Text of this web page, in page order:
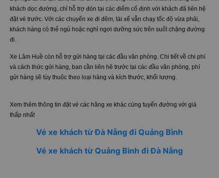
khách dọc đường, chỉ hỗ trợ đón tại các điểm cố định với khách đã liên hệ
đặt vé trước. Với các chuyến xe đi đêm, tài xế vẫn chạy tốc độ vừa phải,
khách hàng có thể ngủ hoặc nghỉ ngơi dưỡng sức trên suốt chặng đường
đi.
Xe Lâm Huề còn hỗ trợ gửi hàng tại các đầu văn phòng. Chi tiết về chi phí
và cách thức gửi hàng, bạn cần liên hệ trước tại các đầu văn phòng, phí
gửi hàng sẽ tùy thuộc theo loại hàng và kích thước, khối lượng.
Xem thêm thông tin đặt vé các hãng xe khác cùng tuyến đường với giá
thấp nhất
Vé xe khách từ Đà Nẵng đi Quảng Bình
Vé xe khách từ Quảng Bình đi Đà Nẵng